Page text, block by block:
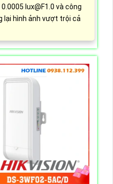
lux@F1.0 và công
lại hình ảnh vượt trội cả